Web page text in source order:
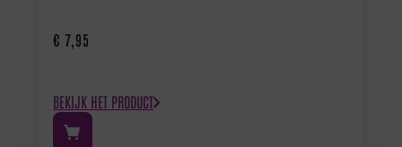
€ 7,95
BEKIJK HET PRODUCT